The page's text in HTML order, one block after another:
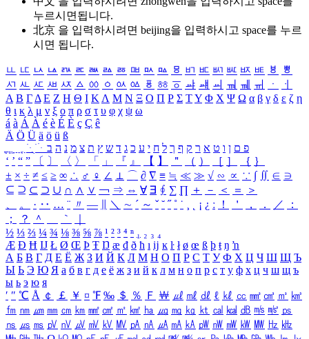
누르시면됩니다.
北京 을 입력하시려면 beijing을 입력하시고 space를 누르
시면 됩니다.
ㅥ ㅦ ㅧ ㅨ ㅩ ㅪ ㅫ ㅬ ㅭ ㅮ ㅯ ㅰ ㅱ ㅲ ㅳ ㅴ ㅵ ㅶ ㅷ ㅸ
ㅹ
ㅺ ㅻ ㅼ ㅽ ㅾ ㅿ ㆀ ㆁ ㆂ ㆃ ㆄ ㆅ ㆆ ㆇ ㆈ ㆉ ㆊ ㆋ ㆌ ㆍ
ㆎ
Α Β ΓΔ Ε Ζ Η Θ Ι ΚΛ Μ Ν Ξ Ο Π Ρ Σ ΤΥ Φ Χ Ψ Ω α β γ δ ε ζ η
θ ι κ λ μ ν ξ ο π ρ σ τ υ φ χ ψ ω
á à Á À é è É È ç Ç ê
Ä Ö Ü ä ö ü ß
ִֶֹ ֻּ ׁׂ פ ם ן ו ט א ר ק ף ך ל ח י ע כ ג ד ש ץ ת צ מ נ ה ב
‘ ’ “ ” 〔 〕 〈 〉 「 」 『 』 【 】 ＂ （ ） ［ ］ ｛ ｝
± × ÷ ≠ ≤ ≥ ∞ ∴ ♂ ♀ ∠ ⊥ ⌒ ∂ ∇ ≡ ≒ ≪ ≫ √ ∽ ∝ ∵ ∫ ∬ ∈ ∋
⊆ ⊇ ⊂ ⊃ ∪ ∩ ∧ ∨ ￢ ⇒ ⇔ ∀ ∃ ∮ ∑ ∏ ＋ － ＜ ＝
＞
、
。 · ‥ … ¨ 〃 ― ＼ ∼ ´ ～ ˇ ˘ ˝ ˚ ˙ ¸ ¡ ¿ ː ！ ＇ ， ． ／
：
；
？ ＾ ｀
½ ⅓ ⅔ ¼ ¾ ⅛ ⅜ ⅝ ⅞ ¹ ² ³ ⁴ ⁿ ₁ ₂ ₃ ₄
Æ Ð Ħ Ĳ Ł Ø Œ Þ Ŧ Ŋ æ đ ð ħ ı ĳ ĸ ŀ ł ø œ ß þ ŧ ŋ ŉ
А Б В Г Д Е Ё Ж З И Й К Л М Н О П Р С Т У Ф Х Ц Ч Ш Щ Ъ
Ы Ь Э Ю Я а б в г д е ё ж з и й к л м н о п р с т у ф х ц ч ш щ ъ
ы ь э ю я
′ ″ ℃ Å ￠ ￡ ￥ ¤ ℉ ‰ ＄ ％ Ｆ ￦ ㎕ ㎖ ㎗ ℓ ㎘ ㏄ ㎣ ㎤ ㎥ ㎦
㎙ ㎚ ㎛ ㎜ ㎝ ㎞ ㎟ ㎠ ㎡ ㎢ ㏊ ㎍ ㎎ ㎏ ㏏ ㎈ ㎉ ㏈ ㎧ ㎨ ㎰
㎱ ㎲ ㎳ ㎴ ㎵ ㎶ ㎷ ㎸ ㎹ ㎀ ㎁ ㎂ ㎃ ㎄ ㎺ ㎻ ㎽ ㎾ ㎿ ㎐ ㎑